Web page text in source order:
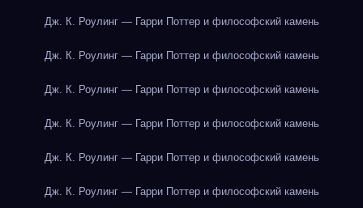
Дж. К. Роулинг — Гарри Поттер и философский камень
Дж. К. Роулинг — Гарри Поттер и философский камень
Дж. К. Роулинг — Гарри Поттер и философский камень
Дж. К. Роулинг — Гарри Поттер и философский камень
Дж. К. Роулинг — Гарри Поттер и философский камень
Дж. К. Роулинг — Гарри Поттер и философский камень